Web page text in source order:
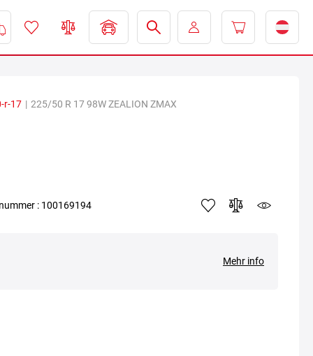
r-17 | 225/50 R 17 98W ZEALION ZMAX
: 100169194
Mehr info